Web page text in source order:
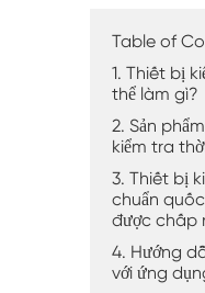
Buồng đi bộ
Buồng thử nghiệm
Thiết bị kiểm tra IP
Table of
1. Thiết bị
thể làm gì?
2. Sản
kiểm tra
3. Thiết bị
chuẩn
được chấp
4. Hướng
với ứng